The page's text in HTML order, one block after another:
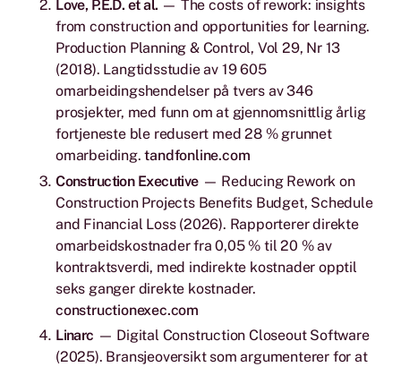
Love, P.E.D. et al. — The costs of rework: insights
from construction and opportunities for learning.
Production Planning & Control, Vol 29, Nr 13
(2018). Langtidsstudie av 19 605
omarbeidingshendelser på tvers av 346
prosjekter, med funn om at gjennomsnittlig årlig
fortjeneste ble redusert med 28 % grunnet
omarbeiding. tandfonline.com
Construction Executive— Reducing Rework on
Construction Projects Benefits Budget, Schedule
and Financial Loss(2026). Rapporterer direkte
omarbeidskostnader fra 0,05 % til 20 % av
kontraktsverdi, med indirekte kostnader opptil
seks ganger direkte kostnader.
constructionexec.com
Linarc — Digital Construction Closeout Software
(2025). Bransjeoversikt som argumenterer for at